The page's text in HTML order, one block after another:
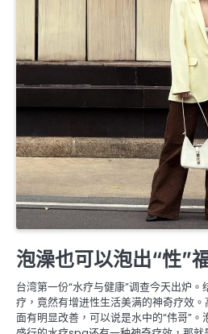
泡澡也可以泡出“性”
台湾第一份“水疗与健康”调查今天出炉
疗，竟然有增进性生活美满的神奇疗效
面有明显改善，可以说是水中的“伟哥”